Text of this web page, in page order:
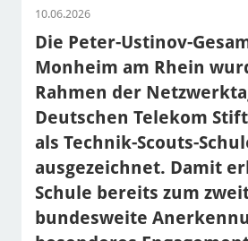
10.06.2026
Die Peter-Ustinov-
Monheim am Rhein
Rahmen der
Deutschen Telekom
als Technik-Scouts-
ausgezeichnet. Damit
Schule bereits zum
bundesweite